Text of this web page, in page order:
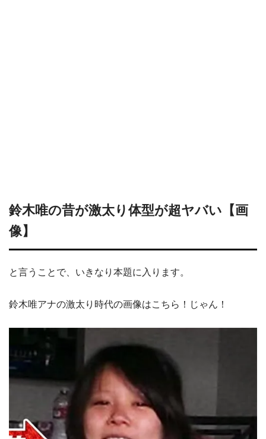
鈴木唯の昔が激太り体型が超ヤバい【画
像】
と言うことで、いきなり本題に入ります。
鈴木唯アナの激太り時代の画像はこちら！じゃん！